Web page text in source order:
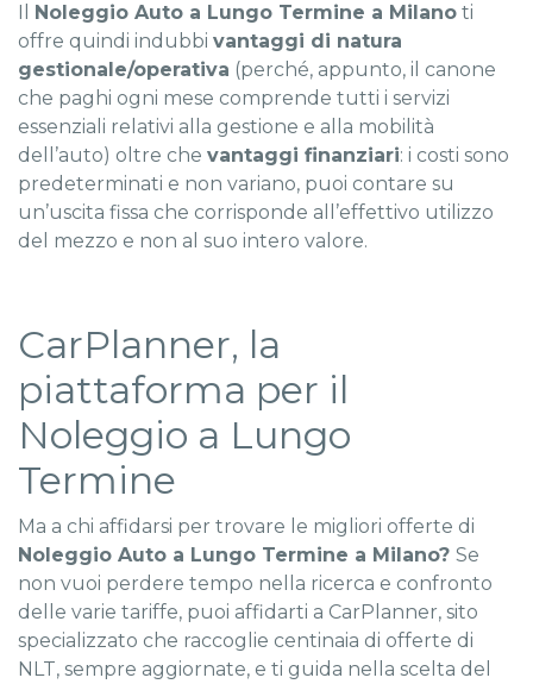
Il Noleggio Auto a Lungo Termine a Milano ti
offre quindi indubbi vantaggi di natura
gestionale/operativa (perché, appunto, il canone
che paghi ogni mese comprende tutti i servizi
essenziali relativi alla gestione e alla mobilità
dell’auto) oltre che vantaggi finanziari: i costi sono
predeterminati e non variano, puoi contare su
un’uscita fissa che corrisponde all’effettivo utilizzo
del mezzo e non al suo intero valore.
CarPlanner, la
piattaforma per il
Noleggio a Lungo
Termine
Ma a chi affidarsi per trovare le migliori offerte di
Noleggio Auto a Lungo Termine a Milano? Se
non vuoi perdere tempo nella ricerca e confronto
delle varie tariffe, puoi affidarti a CarPlanner, sito
specializzato che raccoglie centinaia di offerte di
NLT, sempre aggiornate, e ti guida nella scelta del